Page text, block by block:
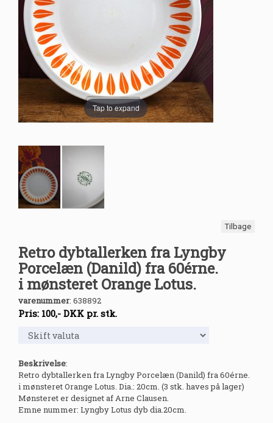
Tap to expand
Tilbage
Retro dybtallerken fra Lyngby
Porcelæn (Danild) fra 60érne.
i mønsteret Orange Lotus.
varenummer: 638892
Pris: 100,- DKK pr. stk.
Beskrivelse:
Retro dybtallerken fra Lyngby Porcelæn (Danild) fra 60érne.
i mønsteret Orange Lotus. Dia.: 20cm. (3 stk. haves på lager)
Mønsteret er designet af Arne Clausen.
Emne nummer: Lyngby Lotus dyb dia.20cm.